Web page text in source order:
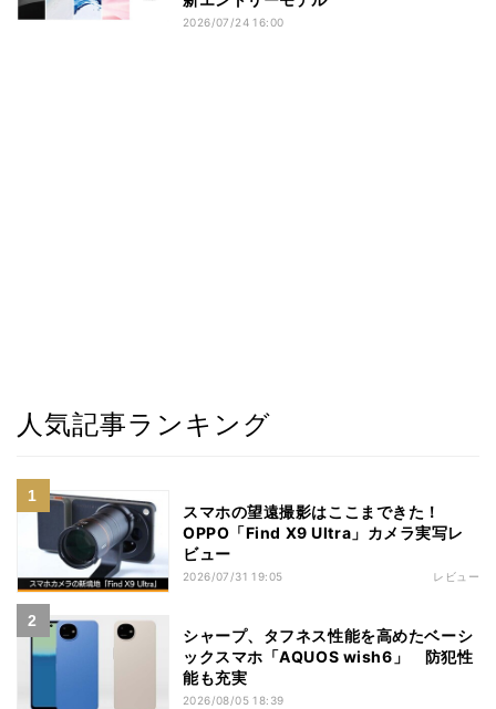
2026/07/24 16:00
人気記事ランキング
スマホの望遠撮影はここまできた！
OPPO「Find X9 Ultra」カメラ実写レ
ビュー
2026/07/31 19:05 レビュー
シャープ、タフネス性能を高めたベーシ
ックスマホ「AQUOS wish6」 防犯性
能も充実
2026/08/05 18:39